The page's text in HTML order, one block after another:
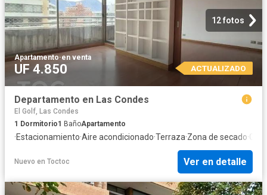
12 fotos
Apartamento·en venta
UF 4.850 ACTUALIZADO
Departamento en Las Condes
El Golf, Las Condes
1 Dormitorio1 BañoApartamento
·Estacionamiento·Aire acondicionado·Terraza·Zona de secado·
Nuevo en Toctoc Ver en detalle